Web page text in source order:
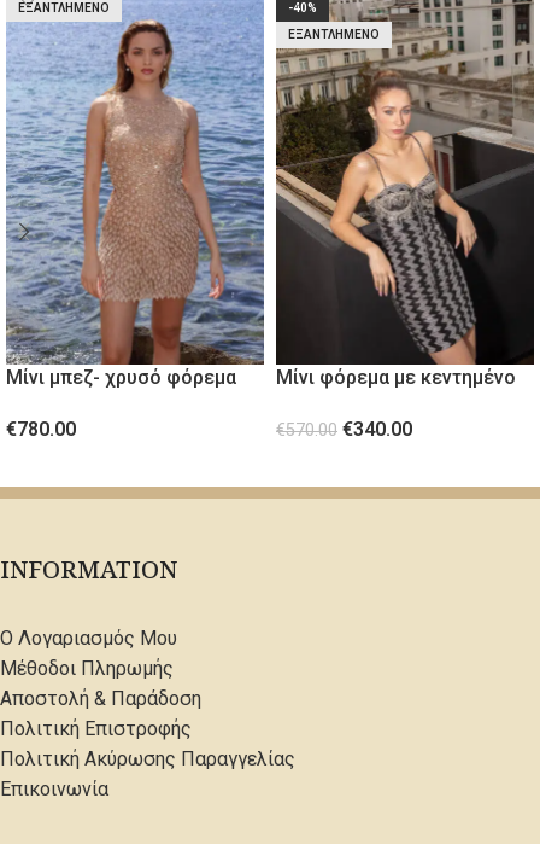
ΕΞΑΝΤΛΗΜΈΝΟ
Μίνι μπεζ- χρυσό φόρεμα
€780.00
-40%
ΕΞΑΝΤΛΗΜΈΝΟ
Μίνι φόρεμα με κεντημένο
€570.00 €340.00
INFORMATION
Ο Λογαριασμός Μου
Μέθοδοι Πληρωμής
Αποστολή & Παράδοση
Πολιτική Επιστροφής
Πολιτική Ακύρωσης Παραγγελίας
Επικοινωνία